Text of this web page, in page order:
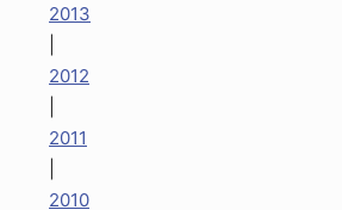
2013
2012
2011
2010